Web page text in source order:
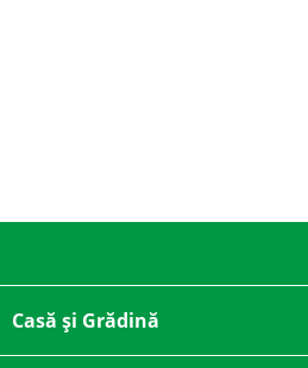
Casă și Grădină